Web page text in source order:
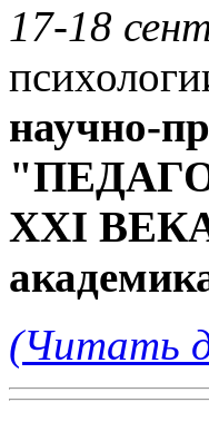
17-18
научно-
XXI
(Читать